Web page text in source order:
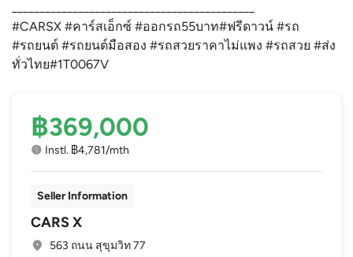
#CARSX #คาร์สเอ็กซ์ #ออกรถ55บาท#ฟรีดาวน์ #รถ
#รถยนต์ #รถยนต์มือสอง #รถสวยราคาไม่แพง #รถสวย #ส่ง
ทั่วไทย#1T0067V
฿369,000
Instl. ฿4,781/mth
Seller Information
CARS X
563 ถนน สุขุมวิท 77